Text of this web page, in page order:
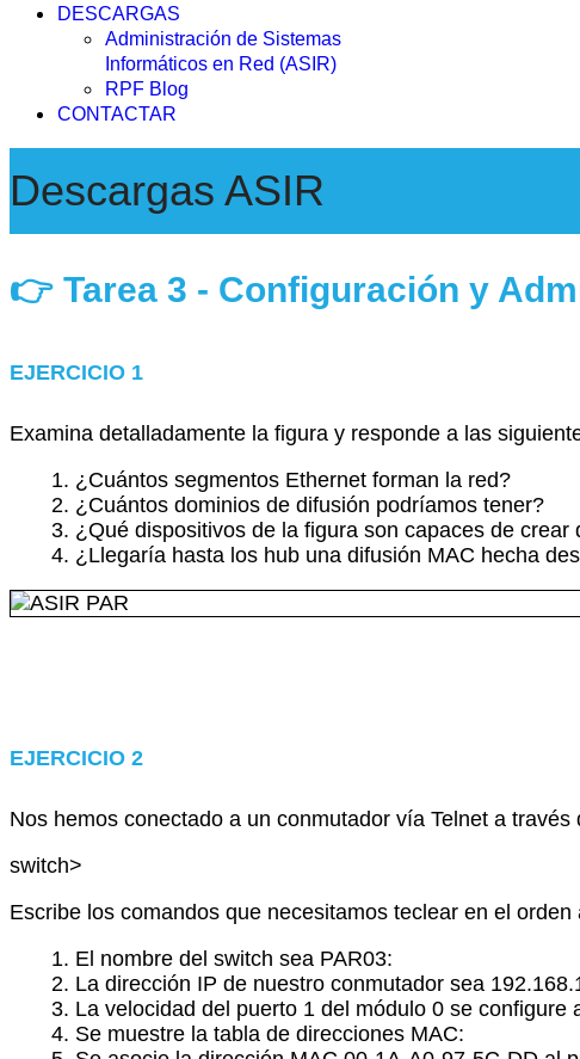
DESCARGAS
Administración de Sistemas
Informáticos en Red (ASIR)
RPF Blog
CONTACTAR
Descargas ASIR
👉 Tarea 3 - Configuración y
EJERCICIO 1
Examina detalladamente la figura y responde a las
¿Cuántos segmentos Ethernet forman la red?
¿Cuántos dominios de difusión podríamos tener?
¿Qué dispositivos de la figura son capaces de crear
¿Llegaría hasta los hub una difusión MAC hecha
EJERCICIO 2
Nos hemos conectado a un conmutador vía Telnet a
switch>
Escribe los comandos que necesitamos teclear en el orden
El nombre del switch sea PAR03:
La dirección IP de nuestro conmutador sea
La velocidad del puerto 1 del módulo 0 se configure
Se muestre la tabla de direcciones MAC: